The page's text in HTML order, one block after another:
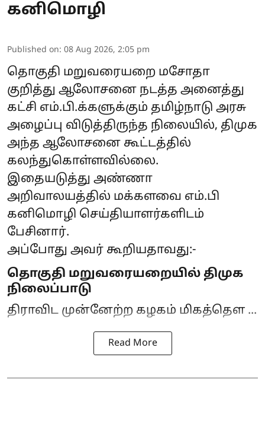
கனிமொழி
Published on: 08 Aug 2026, 2:05 pm
தொகுதி மறுவரையறை மசோதா
குறித்து ஆலோசனை நடத்த அனைத்து
கட்சி எம்.பி.க்களுக்கும் தமிழ்நாடு அரசு
அழைப்பு விடுத்திருந்த நிலையில், திமுக
அந்த ஆலோசனை கூட்டத்தில்
கலந்துகொள்ளவில்லை.
இதையடுத்து அண்ணா
அறிவாலயத்தில் மக்களவை எம்.பி
கனிமொழி செய்தியாளர்களிடம்
பேசினார்.
அப்போது அவர் கூறியதாவது:-
தொகுதி மறுவரையறையில் திமுக
நிலைப்பாடு
திராவிட முன்னேற்ற கழகம் மிகத்தெள ...
Read More